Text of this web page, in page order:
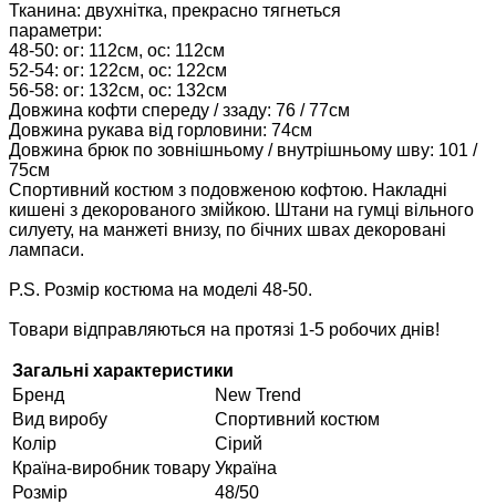
Тканина: двухнітка, прекрасно тягнеться
параметри:
48-50: ог: 112см, ос: 112см
52-54: ог: 122см, ос: 122см
56-58: ог: 132см, ос: 132см
Довжина кофти спереду / ззаду: 76 / 77см
Довжина рукава від горловини: 74см
Довжина брюк по зовнішньому / внутрішньому шву: 101 /
75см
Спортивний костюм з подовженою кофтою. Накладні
кишені з декорованого змійкою. Штани на гумці вільного
силуету, на манжеті внизу, по бічних швах декоровані
лампаси.
P.S. Розмір костюма на моделі 48-50.
Товари відправляються на протязі 1-5 робочих днів!
Загальні характеристики
Бренд
New Trend
Вид виробу
Спортивний костюм
Колір
Сірий
Країна-виробник товару Україна
Розмір
48/50